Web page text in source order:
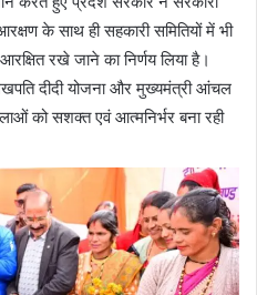
के साथ ही सहकारी समितियों में भी
रखे जाने का निर्णय लिया है।
दीदी योजना और मुख्यमंत्री आंचल
को सशक्त एवं आत्मनिर्भर बना रही